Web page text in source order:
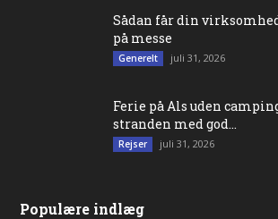
Sådan får din
på messe
Generelt juli 31, 2026
Ferie på Als uden
stranden med god...
Rejser juli 31, 2026
Populære indlæg